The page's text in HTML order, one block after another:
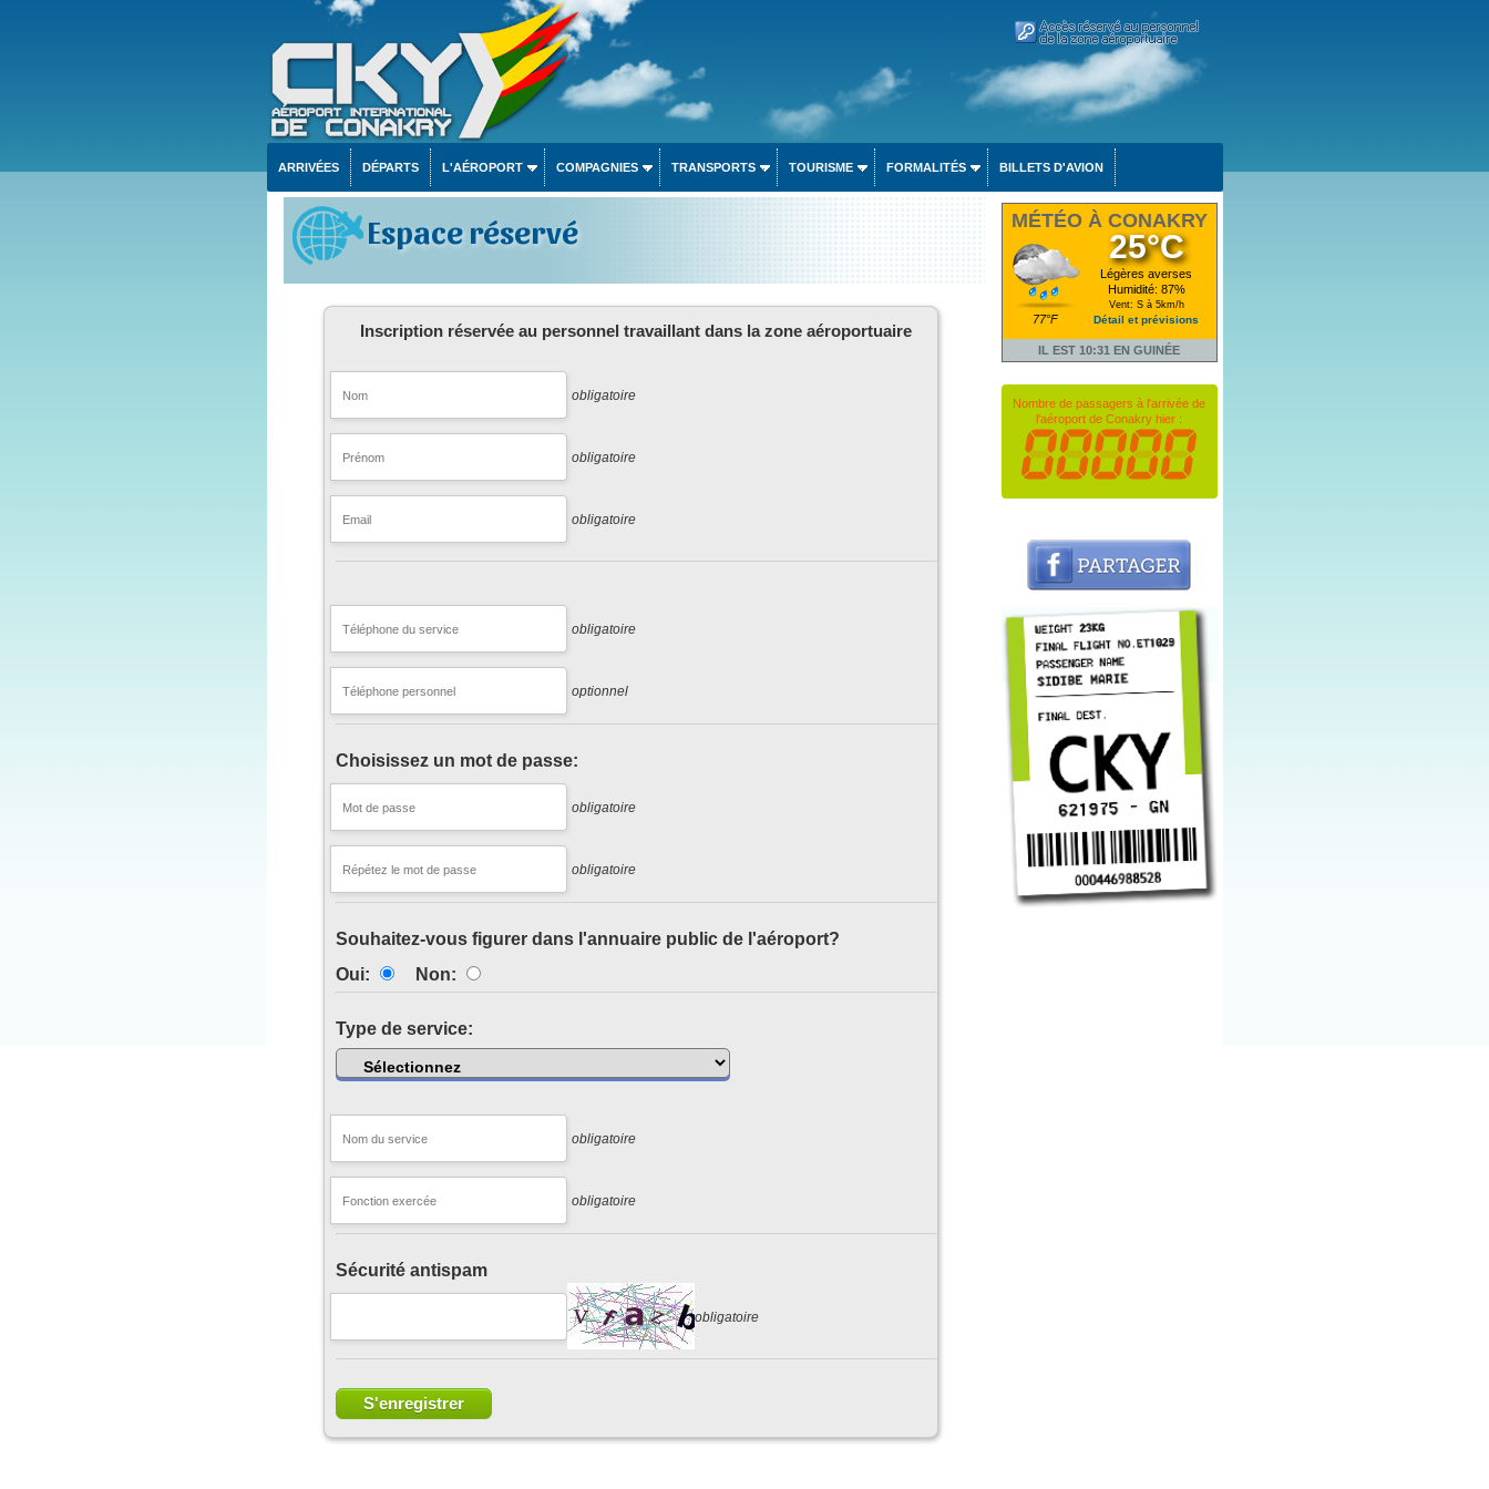
ARRIVÉES DÉPARTS L'AÉROPORT COMPAGNIES TRANSPORTS TOURISME FORMALITÉS BILLETS D'AVION
Espace réservé
Inscription réservée au personnel travaillant dans la zone aéroportuaire
obligatoire
obligatoire
obligatoire
obligatoire
optionnel
Choisissez un mot de passe:
obligatoire
obligatoire
Souhaitez-vous figurer dans l'annuaire public de l'aéroport?
Oui:
Non:
Type de service:
obligatoire
obligatoire
Sécurité antispam
obligatoire
MÉTÉO À CONAKRY
77°F
25°C
Légères averses
Humidité: 87%
Vent: S à 5km/h
Détail et prévisions
IL EST 10:31 EN GUINÉE
Nombre de passagers à l'arrivée de
l'aéroport de Conakry hier :